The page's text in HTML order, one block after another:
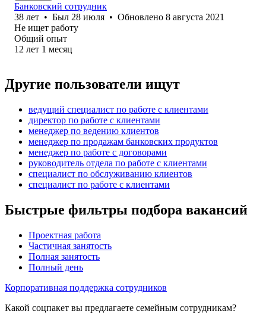
Банковский сотрудник
38 лет • Был 28 июля • Обновлено 8 августа 2021
Не ищет работу
Общий опыт
12 лет 1 месяц
Другие пользователи ищут
ведущий специалист по работе с клиентами
директор по работе с клиентами
менеджер по ведению клиентов
менеджер по продажам банковских продуктов
менеджер по работе с договорами
руководитель отдела по работе с клиентами
специалист по обслуживанию клиентов
специалист по работе с клиентами
Быстрые фильтры подбора вакансий
Проектная работа
Частичная занятость
Полная занятость
Полный день
Корпоративная поддержка сотрудников
Какой соцпакет вы предлагаете семейным сотрудникам?